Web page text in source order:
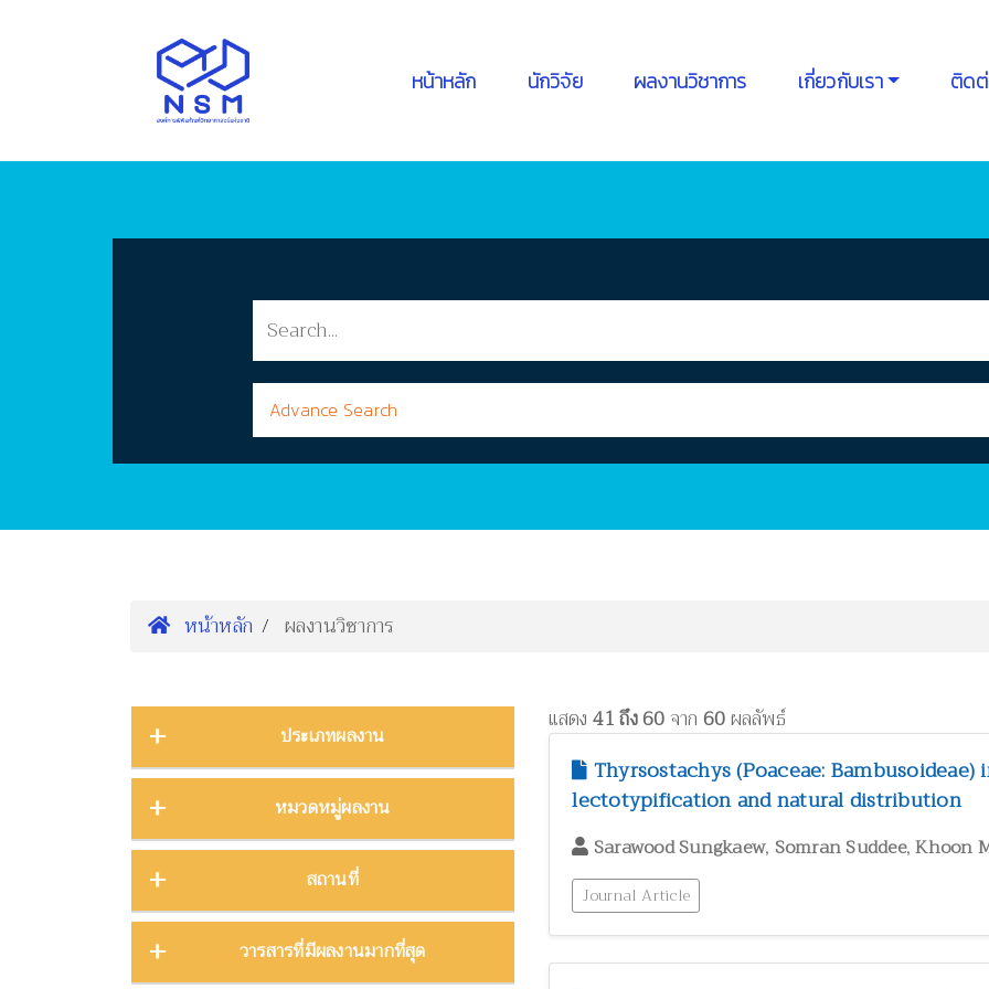
หน้าหลัก นักวิจัย ผลงานวิชาการ เกี่ยวกับเรา ติดต่
Advance Search
หน้าหลัก ผลงานวิชาการ
แสดง 41 ถึง 60จาก 60ผลลัพธ์
Thyrsostachys (Poaceae:
lectotypification and natural distribution
Sarawood Sungkaew, Somran Suddee,Khoon
Journal Article
ประเภทผลงาน
การนำเสนองานประชุมวิชาการ
ต้นฉบับ
1
บทความ
บทความในหนังสือ
หมวดหมู่ผลงาน
การจัดการความรู้
การจัดการพิพิธภัณฑ์
8
การศึกษาพิพิธภัณฑ์
สถานที่
ภาคกลาง
ภาคตะวันตก
11
วารสารที่มีผลงานมากที่สุด